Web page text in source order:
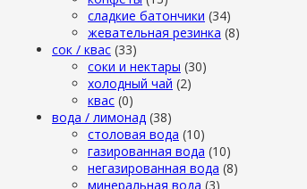
сладкие батончики (34)
жевательная резинка (8)
сок / квас (33)
соки и нектары (30)
холодный чай (2)
квас (0)
вода / лимонад (38)
столовая вода (10)
газированная вода (10)
негазированная вода (8)
минеральная вода (3)